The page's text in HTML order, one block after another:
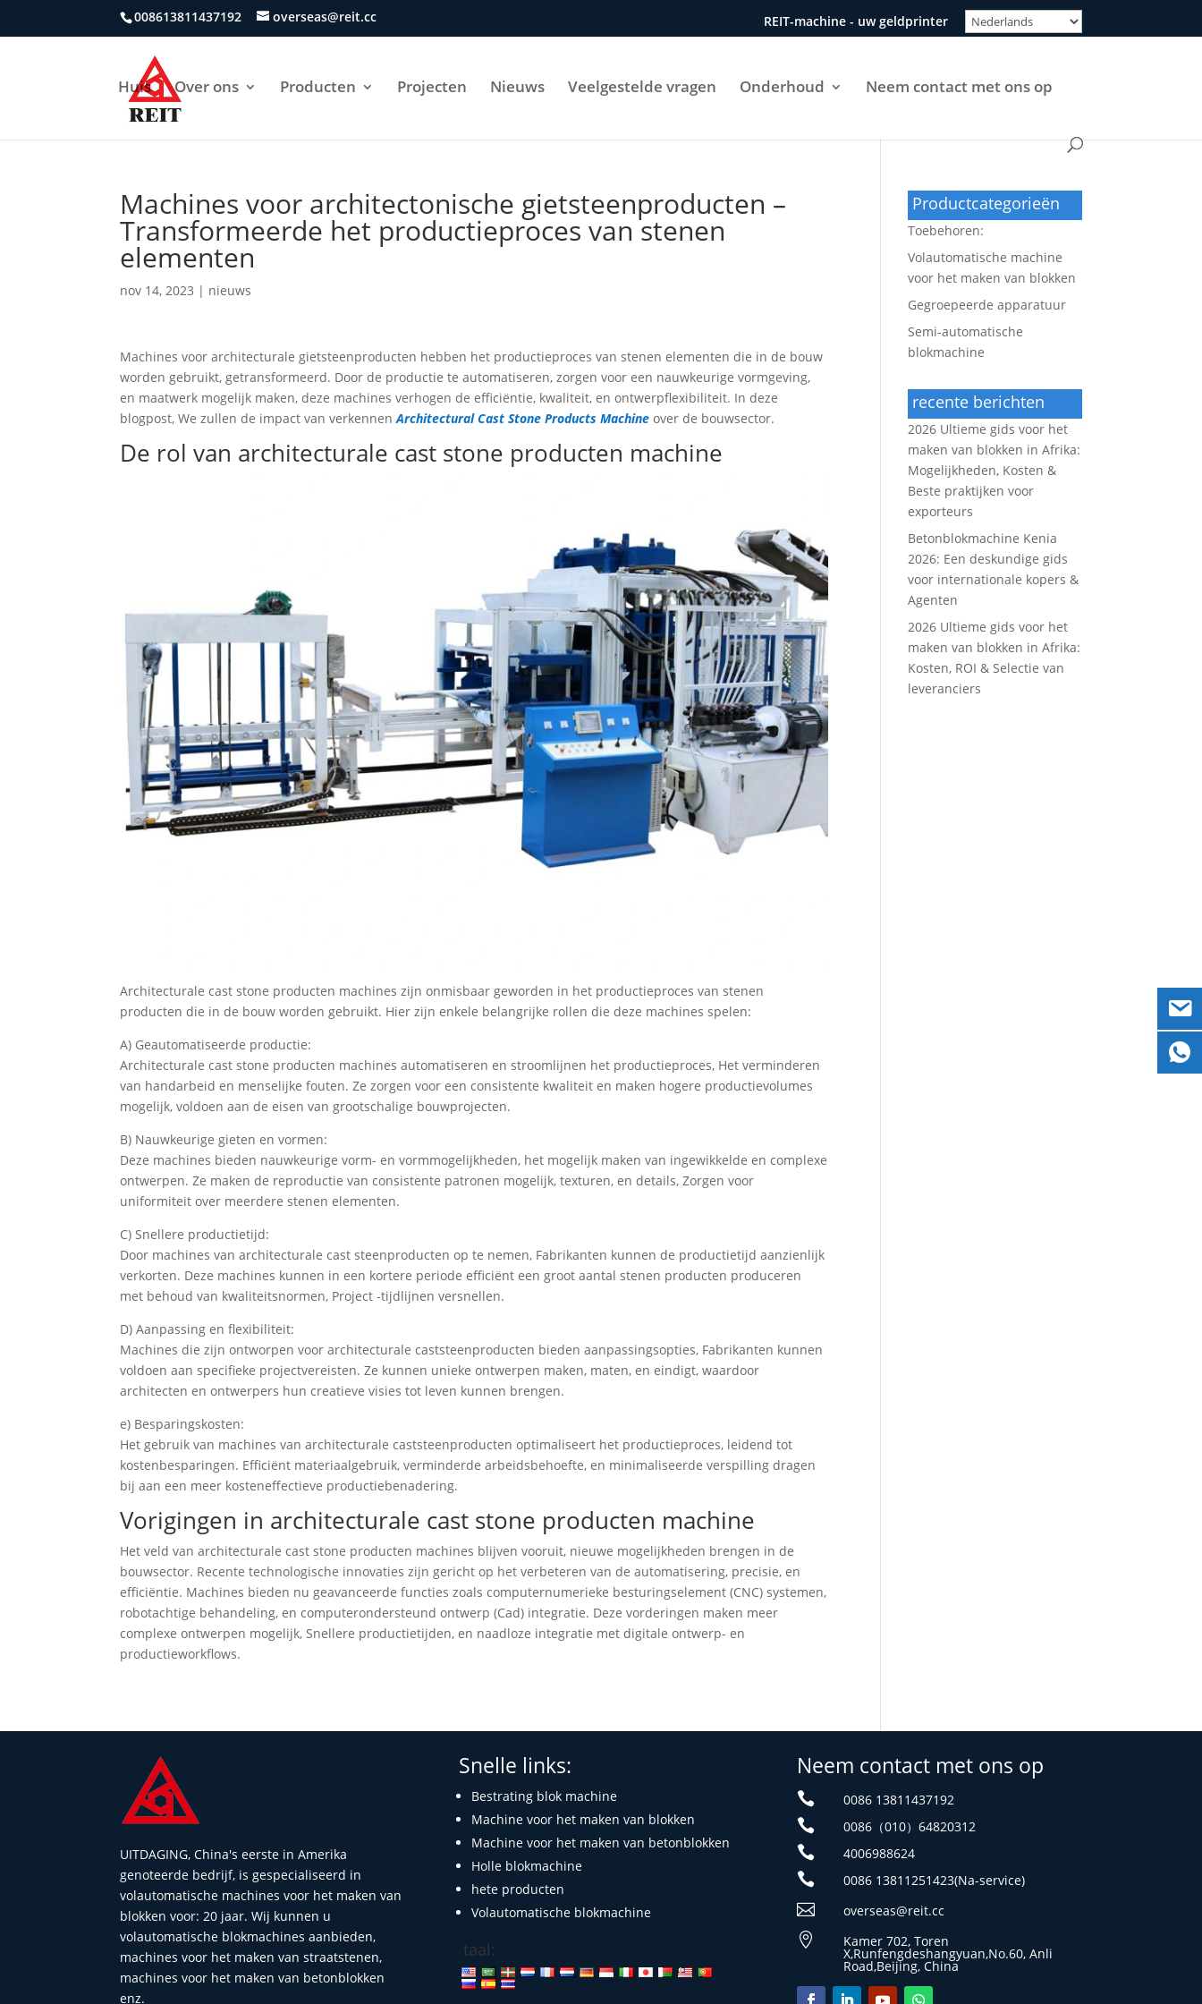
008613811437192 overseas@reit.cc REIT-machine - uw geldprinter
Huis Over ons Producten Projecten Nieuws Veelgestelde vragen Onderhoud Neem contact met ons op
Machines voor architectonische gietsteenproducten –
Transformeerde het productieproces van stenen
elementen
nov 14, 2023 | nieuws
Machines voor architecturale gietsteenproducten hebben het productieproces van stenen elementen die in de bouw
worden gebruikt, getransformeerd. Door de productie te automatiseren, zorgen voor een nauwkeurige vormgeving,
en maatwerk mogelijk maken, deze machines verhogen de efficiëntie, kwaliteit, en ontwerpflexibiliteit. In deze
blogpost, We zullen de impact van verkennenArchitectural Cast Stone Products Machine over de bouwsector.
De rol van architecturale cast stone producten machine
Architecturale cast stone producten machines zijn onmisbaar geworden in het productieproces van stenen
producten die in de bouw worden gebruikt. Hier zijn enkele belangrijke rollen die deze machines spelen:
A) Geautomatiseerde productie:
Architecturale cast stone producten machines automatiseren en stroomlijnen het productieproces, Het verminderen
van handarbeid en menselijke fouten. Ze zorgen voor een consistente kwaliteit en maken hogere productievolumes
mogelijk, voldoen aan de eisen van grootschalige bouwprojecten.
B) Nauwkeurige gieten en vormen:
Deze machines bieden nauwkeurige vorm- en vormmogelijkheden, het mogelijk maken van ingewikkelde en complexe
ontwerpen. Ze maken de reproductie van consistente patronen mogelijk, texturen, en details, Zorgen voor
uniformiteit over meerdere stenen elementen.
C) Snellere productietijd:
Door machines van architecturale cast steenproducten op te nemen, Fabrikanten kunnen de productietijd aanzienlijk
verkorten. Deze machines kunnen in een kortere periode efficiënt een groot aantal stenen producten produceren
met behoud van kwaliteitsnormen, Project -tijdlijnen versnellen.
D) Aanpassing en flexibiliteit:
Machines die zijn ontworpen voor architecturale caststeenproducten bieden aanpassingsopties, Fabrikanten kunnen
voldoen aan specifieke projectvereisten. Ze kunnen unieke ontwerpen maken, maten, en eindigt, waardoor
architecten en ontwerpers hun creatieve visies tot leven kunnen brengen.
e) Besparingskosten:
Het gebruik van machines van architecturale caststeenproducten optimaliseert het productieproces, leidend tot
kostenbesparingen. Efficiënt materiaalgebruik, verminderde arbeidsbehoefte, en minimaliseerde verspilling dragen
bij aan een meer kosteneffectieve productiebenadering.
Vorigingen in architecturale cast stone producten machine
Het veld van architecturale cast stone producten machines blijven vooruit, nieuwe mogelijkheden brengen in de
bouwsector. Recente technologische innovaties zijn gericht op het verbeteren van de automatisering, precisie, en
efficiëntie. Machines bieden nu geavanceerde functies zoals computernumerieke besturingselement (CNC) systemen,
robotachtige behandeling, en computerondersteund ontwerp (Cad) integratie. Deze vorderingen maken meer
complexe ontwerpen mogelijk, Snellere productietijden, en naadloze integratie met digitale ontwerp- en
productieworkflows.
Productcategorieën
Toebehoren:
Volautomatische machine
voor het maken van blokken
Gegroepeerde apparatuur
Semi-automatische
blokmachine
recente berichten
2026 Ultieme gids voor het
maken van blokken in Afrika:
Mogelijkheden, Kosten &
Beste praktijken voor
exporteurs
Betonblokmachine Kenia
2026: Een deskundige gids
voor internationale kopers &
Agenten
2026 Ultieme gids voor het
maken van blokken in Afrika:
Kosten, ROI & Selectie van
leveranciers
UITDAGING, China's eerste in Amerika
genoteerde bedrijf, is gespecialiseerd in
volautomatische machines voor het maken van
blokken voor: 20 jaar. Wij kunnen u
volautomatische blokmachines aanbieden,
machines voor het maken van straatstenen,
machines voor het maken van betonblokken
enz.
Snelle links:
Bestrating blok machine
Machine voor het maken van blokken
Machine voor het maken van betonblokken
Holle blokmachine
hete producten
Volautomatische blokmachine
taal:
Neem contact met ons op
 0086 13811437192
 0086（010）64820312
 4006988624
 0086 13811251423(Na-service)
 overseas@reit.cc
 Kamer 702, Toren
X,Runfengdeshangyuan,No.60, Anli
Road,Beijing, China